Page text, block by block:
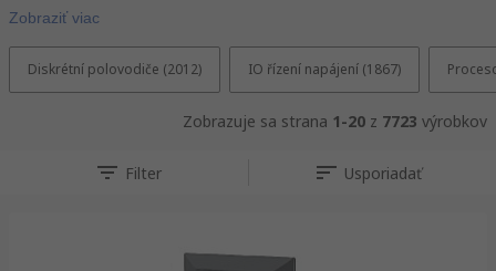
Zobraziť viac
Diskrétní polovodiče (2012) IO řízení napájení (1867)
Zobrazuje sa strana 1-20 z 7723 výrobkov
Filter Usporiadať